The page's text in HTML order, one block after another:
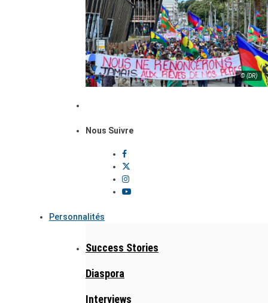
© (DR)
Nous Suivre
Personnalités
Success Stories
Diaspora
Interviews